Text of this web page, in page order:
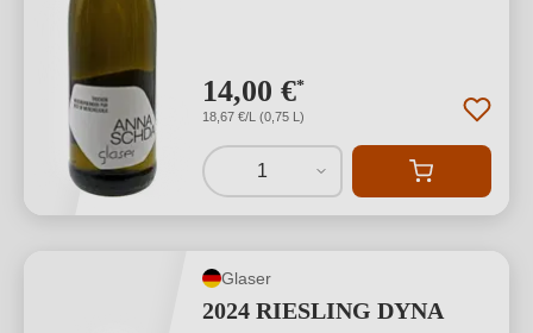
14,00 €*
18,67 €/L (0,75 L)
1
Glaser
2024 RIESLING DYNA